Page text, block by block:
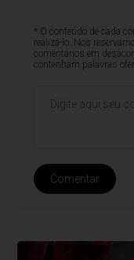
* O conteúdo de cada
realizá-lo. Nos
comentários em
contenham palavras
Comentar